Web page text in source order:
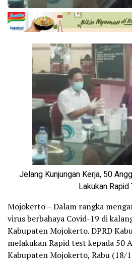
Jelang Kunjungan Kerja, 50
Lakukan
Mojokerto – Dalam rangka
virus berbahaya Covid-19 di
Kabupaten Mojokerto. DPRD
melakukan Rapid test kepada 50
Kabupaten Mojokerto, Rabu (18/